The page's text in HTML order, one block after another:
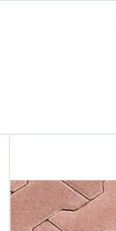
Ende